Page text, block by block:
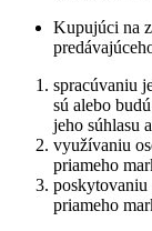
Kupujúci na
spracúvaniu
sú alebo
jeho súhlasu
využívaniu
priameho
poskytovaniu
priameho